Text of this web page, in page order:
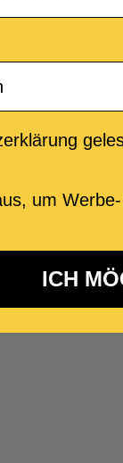
um
ICH